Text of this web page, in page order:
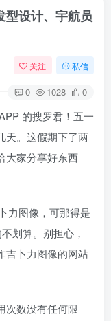
型设计、宇航员
关注 私信
0 1028 0
的搜罗君！五一
天。这假期下了两
大家分享好东西
力图像，可那得是
划算。别担心，
吉卜力图像的网站
次数没有任何限